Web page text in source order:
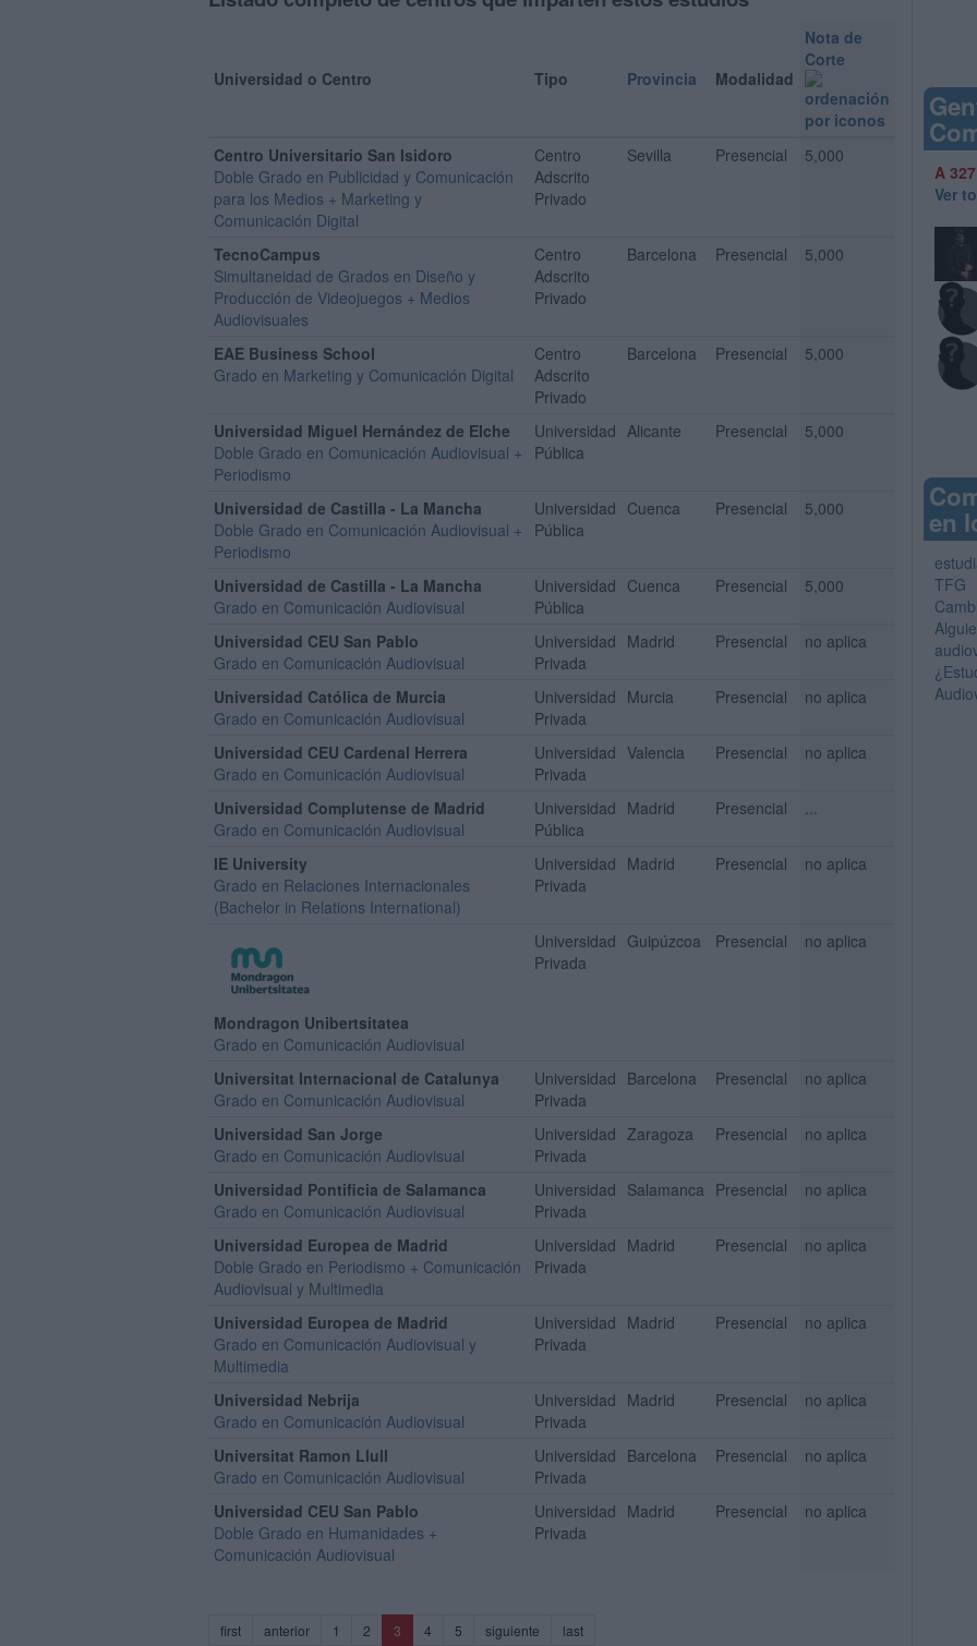
Universidad o Centro Tipo Provincia Modalidad
Nota de
Corte
Centro Universitario San Isidoro
Doble Grado en Publicidad y Comunicación
para los Medios + Marketing y
Comunicación Digital
Centro
Adscrito
Privado
Sevilla Presencial 5,000
TecnoCampus
Simultaneidad de Grados en Diseño y
Producción de Videojuegos + Medios
Audiovisuales
Centro
Adscrito
Privado
Barcelona Presencial 5,000
EAE Business School
Grado en Marketing y Comunicación Digital
Centro
Adscrito
Privado
Barcelona Presencial 5,000
Universidad Miguel Hernández de Elche
Doble Grado en Comunicación Audiovisual +
Periodismo
Universidad
Pública
Alicante Presencial 5,000
Universidad de Castilla - La Mancha
Doble Grado en Comunicación Audiovisual +
Periodismo
Universidad
Pública
Cuenca Presencial 5,000
Universidad de Castilla - La Mancha
Grado en Comunicación Audiovisual
Universidad
Pública
Cuenca Presencial 5,000
Universidad CEU San Pablo
Grado en Comunicación Audiovisual
Universidad
Privada
Madrid Presencial no aplica
Universidad Católica de Murcia
Grado en Comunicación Audiovisual
Universidad
Privada
Murcia Presencial no aplica
Universidad CEU Cardenal Herrera
Grado en Comunicación Audiovisual
Universidad
Privada
Valencia Presencial no aplica
Universidad Complutense de Madrid
Grado en Comunicación Audiovisual
Universidad
Pública
Madrid Presencial ...
IE University
Grado en Relaciones Internacionales
(Bachelor in Relations International)
Universidad
Privada
Madrid Presencial no aplica
Mondragon Unibertsitatea
Grado en Comunicación Audiovisual
Universidad
Privada
Guipúzcoa Presencial no aplica
Universitat Internacional de Catalunya
Grado en Comunicación Audiovisual
Universidad
Privada
Barcelona Presencial no aplica
Universidad San Jorge
Grado en Comunicación Audiovisual
Universidad
Privada
Zaragoza Presencial no aplica
Universidad Pontificia de Salamanca
Grado en Comunicación Audiovisual
Universidad
Privada
Salamanca Presencial no aplica
Universidad Europea de Madrid
Doble Grado en Periodismo + Comunicación
Audiovisual y Multimedia
Universidad
Privada
Madrid Presencial no aplica
Universidad Europea de Madrid
Grado en Comunicación Audiovisual y
Multimedia
Universidad
Privada
Madrid Presencial no aplica
Universidad Nebrija
Grado en Comunicación Audiovisual
Universidad
Privada
Madrid Presencial no aplica
Universitat Ramon Llull
Grado en Comunicación Audiovisual
Universidad
Privada
Barcelona Presencial no aplica
Universidad CEU San Pablo
Doble Grado en Humanidades +
Comunicación Audiovisual
Universidad
Privada
Madrid Presencial no aplica
first anterior 1 2 3 (current)
4 5 siguiente last
A
Ver
en
TFG